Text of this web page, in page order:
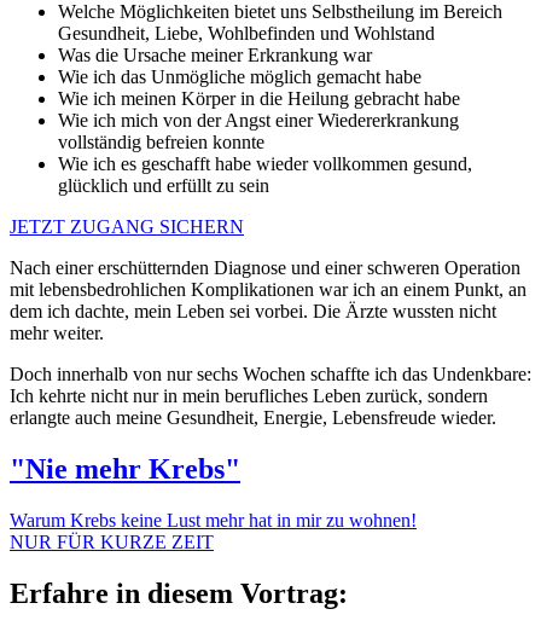
Welche Möglichkeiten bietet uns Selbstheilung im Bereich
Gesundheit, Liebe, Wohlbefinden und Wohlstand
Was die Ursache meiner Erkrankung war
Wie ich das Unmögliche möglich gemacht habe
Wie ich meinen Körper in die Heilung gebracht habe
Wie ich mich von der Angst einer Wiedererkrankung
vollständig befreien konnte
Wie ich es geschafft habe wieder vollkommen gesund,
glücklich und erfüllt zu sein
JETZT ZUGANG SICHERN
Nach einer erschütternden Diagnose und einer schweren Operation
mit lebensbedrohlichen Komplikationen war ich an einem Punkt, an
dem ich dachte, mein Leben sei vorbei. Die Ärzte wussten nicht
mehr weiter.
Doch innerhalb von nur sechs Wochen schaffte ich das Undenkbare:
Ich kehrte nicht nur in mein berufliches Leben zurück, sondern
erlangte auch meine Gesundheit, Energie, Lebensfreude wieder.
"Nie mehr Krebs"
Warum Krebs keine Lust mehr hat in mir zu wohnen!
NUR FÜR KURZE ZEIT
Erfahre in diesem Vortrag: